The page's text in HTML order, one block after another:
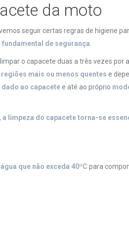
da moto
seguir certas regras de higiene
fundamental de segurança
o capacete duas a três vezes por
regiões mais ou menos quentes e
dado ao capacetee até ao próprio
a limpeza do capacete torna-se
que não exceda 40ºC para